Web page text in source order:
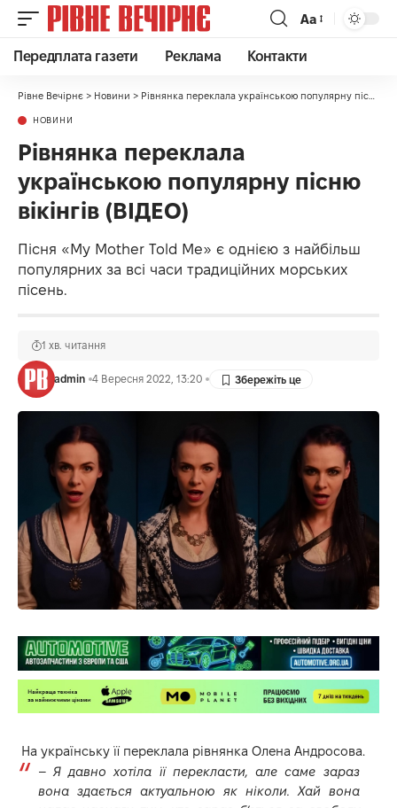
Аа
Передплата газети Реклама Контакти
Рівне Вечірнє > Новини > Рівнянка переклала українською популярну пісню вікінгів (ВІДЕО)
НОВИНИ
Рівнянка переклала
українською популярну пісню
вікінгів (ВІДЕО)
Пісня «My Mother Told Me» є однією з найбільш
популярних за всі часи традиційних морських
пісень.
admin 4 Вересня 2022, 13:20
1 хв. читання
На українську її переклала рівнянка Олена Андросова.
– Я давно хотіла її перекласти, але саме зараз
вона здається актуальною як ніколи. Хай вона